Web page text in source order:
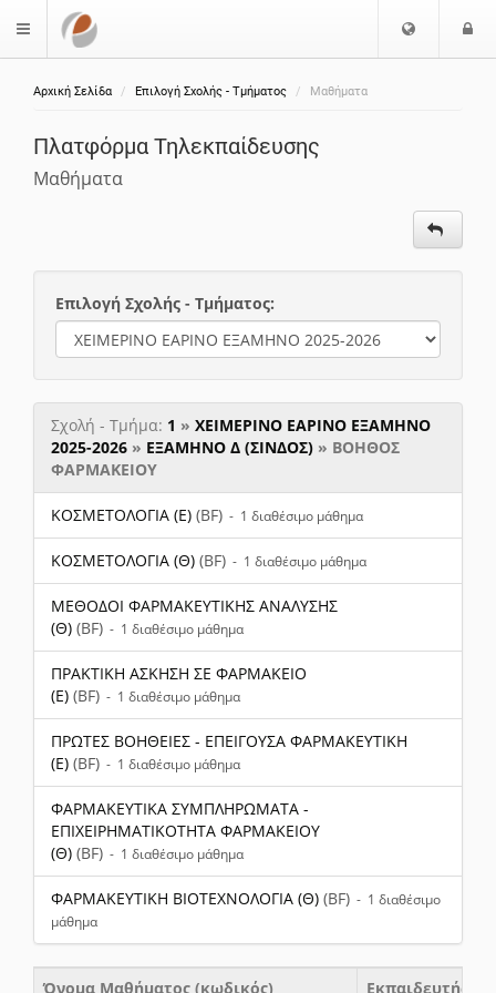
$langMenu
Επιλογή
Αρχική Σελίδα Επιλογή Σχολής - Τμήματος Μαθήματα
Πλατφόρμα Τηλεκπαίδευσης
Μαθήματα
Επιλογή Σχολής - Τμήματος:
Σχολή - Τμήμα: 1 » ΧΕΙΜΕΡΙΝΟ ΕΑΡΙΝΟ ΕΞΑΜΗΝΟ
2025-2026 » ΕΞΑΜΗΝΟ Δ (ΣΙΝΔΟΣ) » ΒΟΗΘΟΣ
ΦΑΡΜΑΚΕΙΟΥ
ΚΟΣΜΕΤΟΛΟΓΙΑ (Ε) (BF) - 1 διαθέσιμο μάθημα
ΚΟΣΜΕΤΟΛΟΓΙΑ (Θ) (BF) - 1 διαθέσιμο μάθημα
ΜΕΘΟΔΟΙ ΦΑΡΜΑΚΕΥΤΙΚΗΣ ΑΝΑΛΥΣΗΣ
(Θ) (BF) - 1 διαθέσιμο μάθημα
ΠΡΑΚΤΙΚΗ ΑΣΚΗΣΗ ΣΕ ΦΑΡΜΑΚΕΙΟ
(Ε) (BF) - 1 διαθέσιμο μάθημα
ΠΡΩΤΕΣ ΒΟΗΘΕΙΕΣ - ΕΠΕΙΓΟΥΣΑ ΦΑΡΜΑΚΕΥΤΙΚΗ
(Ε) (BF) - 1 διαθέσιμο μάθημα
ΦΑΡΜΑΚΕΥΤΙΚΑ ΣΥΜΠΛΗΡΩΜΑΤΑ -
ΕΠΙΧΕΙΡΗΜΑΤΙΚΟΤΗΤΑ ΦΑΡΜΑΚΕΙΟΥ
(Θ) (BF) - 1 διαθέσιμο μάθημα
ΦΑΡΜΑΚΕΥΤΙΚΗ ΒΙΟΤΕΧΝΟΛΟΓΙΑ (Θ) (BF) - 1 διαθέσιμο
μάθημα
Όνομα Μαθήματος (κωδικός) Εκπαιδευτής